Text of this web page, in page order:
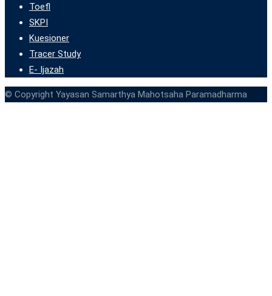
Toefl
SKPI
Kuesioner
Tracer Study
E- Ijazah
© Copyright Yayasan Samarthya Mahotsaha Paramadharma